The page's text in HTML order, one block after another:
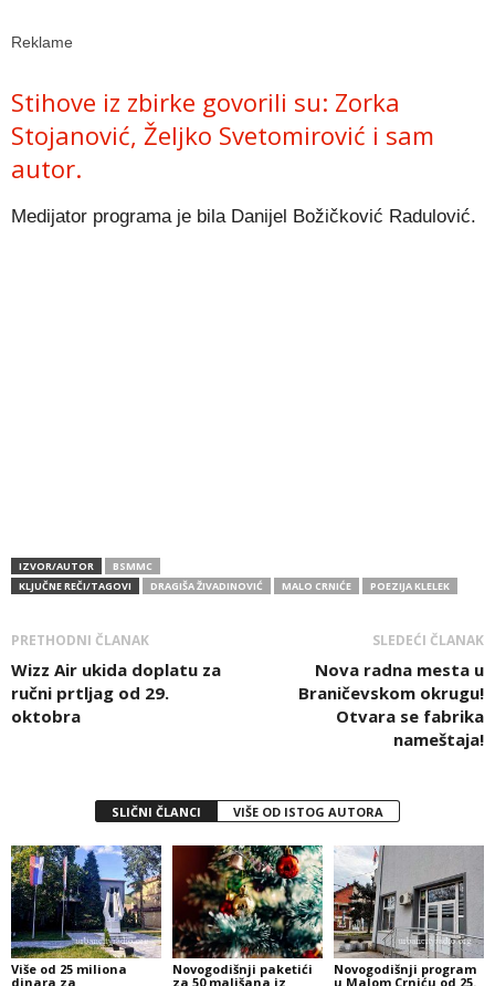
Reklame
Stihove iz zbirke govorili su: Zorka
Stojanović, Željko Svetomirović i sam
autor.
Medijator programa je bila Danijel Božičković Radulović.
IZVOR/AUTOR
BSMMC
KLJUČNE REČI/TAGOVI
DRAGIŠA ŽIVADINOVIĆ MALO CRNIĆE POEZIJA KLELEK
PRETHODNI ČLANAK
Wizz Air ukida doplatu za
ručni prtljag od 29.
oktobra
SLEDEĆI ČLANAK
Nova radna mesta u
Braničevskom okrugu!
Otvara se fabrika
nameštaja!
SLIČNI ČLANCI VIŠE OD ISTOG AUTORA
Više od 25 miliona
dinara za
Novogodišnji paketići
za 50 mališana iz
Novogodišnji program
u Malom Crniću od 25.